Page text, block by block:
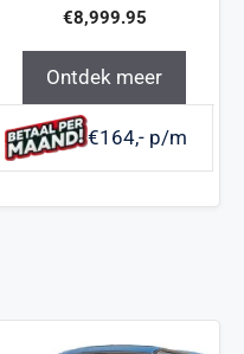
4.1
van 5
€8,999.95
Ontdek meer
€164,- p/m